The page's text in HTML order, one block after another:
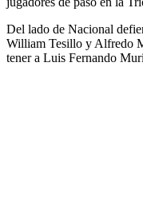
Del lado de Nacional
William Tesillo y Alfredo
tener a Luis Fernando